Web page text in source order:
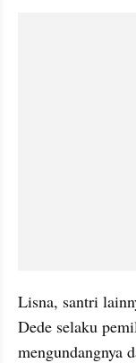
Lisna, santri
Dede selaku
mengundangnya